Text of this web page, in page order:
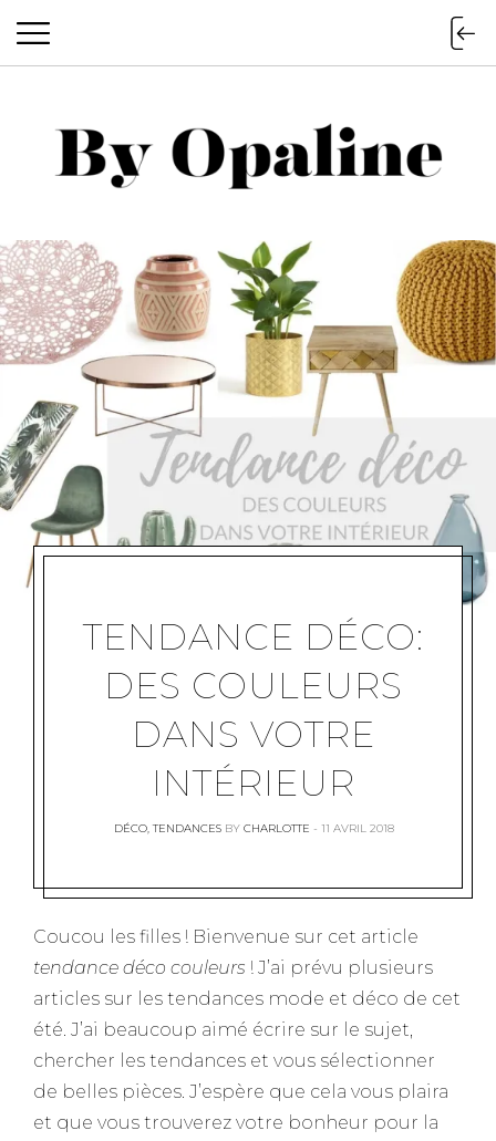
BY OPALINE
TENDANCE DÉCO:
DES COULEURS
DANS VOTRE
INTÉRIEUR
DÉCO,TENDANCES BY CHARLOTTE 11 AVRIL 2018
Coucou les filles ! Bienvenue sur cet article
tendance déco couleurs ! J’ai prévu plusieurs
articles sur les tendances mode et déco de cet
été. J’ai beaucoup aimé écrire sur le sujet,
chercher les tendances et vous sélectionner
de belles pièces. J’espère que cela vous plaira
et que vous trouverez votre bonheur pour la